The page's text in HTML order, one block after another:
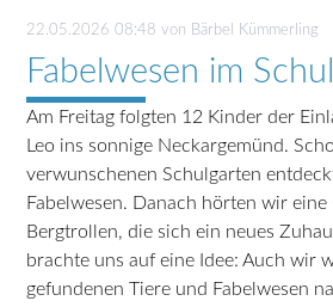
22.05.2026 08:48 von Bärbel Kümmerling
Fabelwesen im
Am Freitag folgten 12 Kinder der
Leo ins sonnige Neckargemünd.
verwunschenen Schulgarten
Fabelwesen. Danach hörten wir
Bergtrollen, die sich ein neues
brachte uns auf eine Idee: Auch wir
gefundenen Tiere und Fabelwesen